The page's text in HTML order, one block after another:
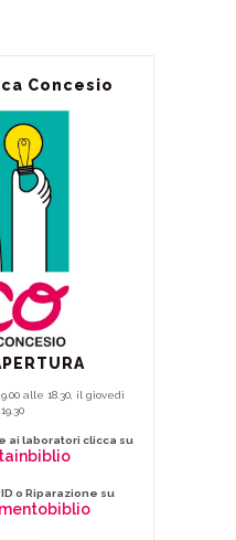
Concesio
alle 18.30, il giovedì
ai laboratori clicca su
o Riparazione su